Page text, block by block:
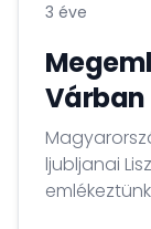
3 éve
Várban
ljubljanai